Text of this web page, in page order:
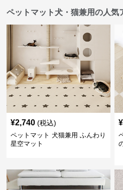
ペットマット犬・猫兼用の人気
¥2,740 (税込)
ペットマット 犬猫兼用 ふんわり
星空マット
¥